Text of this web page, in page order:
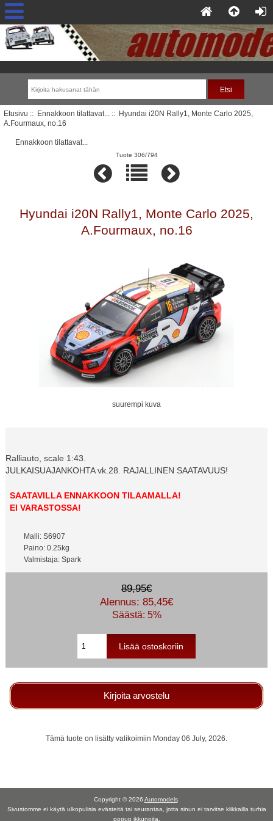
Etusivu :: Ennakkoon tilattavat...
:: Hyundai i20N Rally1, Monte Carlo 2025,
A.Fourmaux, no.16
Ennakkoon tilattavat...
Tuote 306/794
Hyundai i20N Rally1, Monte Carlo 2025,
A.Fourmaux, no.16
suurempi kuva
Ralliauto, scale 1:43.
JULKAISUAJANKOHTA vk.28. RAJALLINEN SAATAVUUS!
SAATAVILLA ENNAKKOON TILAAMALLA!
EI VARASTOSSA!
Malli: S6907
Paino: 0.25kg
Valmistaja: Spark
89,95€
Alennus: 85,45€
Säästä: 5%
Kirjoita arvostelu
Tämä tuote on lisätty valikoimiin Monday 06 July, 2026.
Copyright © 2026 Automodels.
Sivustomme ei käytä ulkopulisia evästeitä tai seurantaa, jotta sinun ei tarvitse klikkailla turhia
popup ikkunoita.